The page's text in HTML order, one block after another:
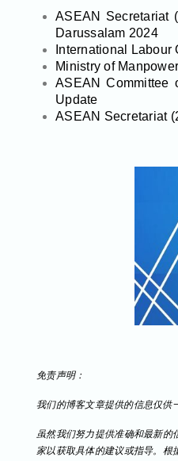
ASEAN Secretariat
Darussalam 2024
International
Ministry of
ASEAN Committee
Update
ASEAN Secretariat
免责声明：
我们的博客文章提供的信息仅供
虽然我们努力提供准确和最新的
家以获取具体的建议或指导。根